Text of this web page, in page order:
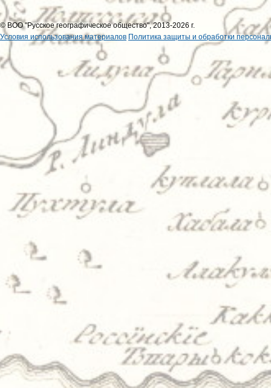
© ВОО "Русское географическое общество", 2013-2026 г.
Условия использования материалов Политика защиты и обработки